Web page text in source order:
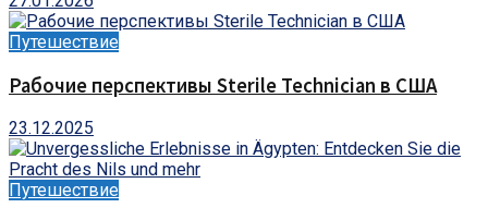
Путешествие
Рабочие перспективы Sterile Technician в США
23.12.2025
Путешествие